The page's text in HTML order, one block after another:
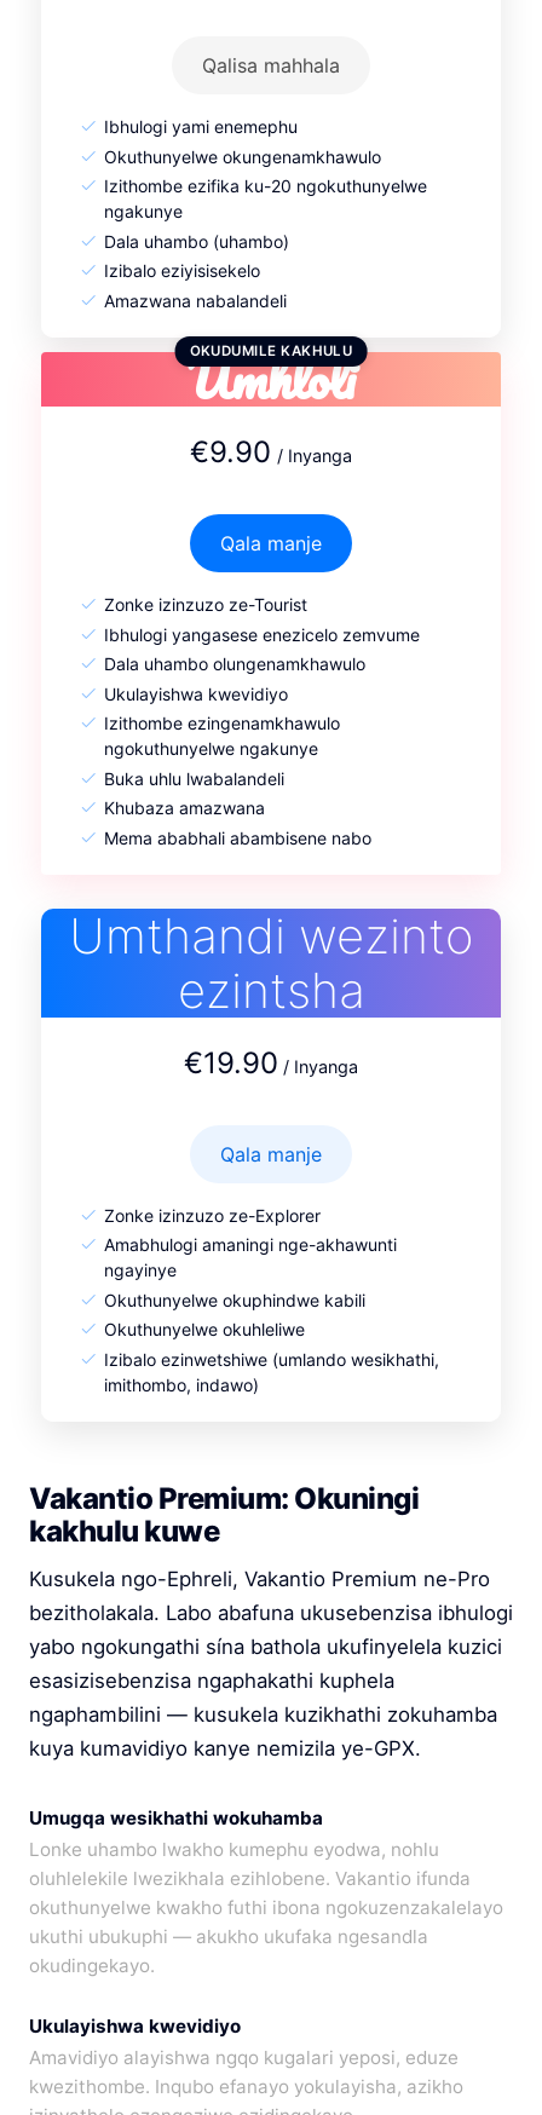
Qalisa mahhala
Ibhulogi yami enemephu
Okuthunyelwe okungenamkhawulo
Izithombe ezifika ku-20 ngokuthunyelwe
ngakunye
Dala uhambo (uhambo)
Izibalo eziyisisekelo
Amazwana nabalandeli
OKUDUMILE KAKHULU
Umhloli
€9.90 / Inyanga
Qala manje
Zonke izinzuzo ze-Tourist
Ibhulogi yangasese enezicelo zemvume
Dala uhambo olungenamkhawulo
Ukulayishwa kwevidiyo
Izithombe ezingenamkhawulo
ngokuthunyelwe ngakunye
Buka uhlu lwabalandeli
Khubaza amazwana
Mema ababhali abambisene nabo
Umthandi wezinto
ezintsha
€19.90 / Inyanga
Qala manje
Zonke izinzuzo ze-Explorer
Amabhulogi amaningi nge-akhawunti
ngayinye
Okuthunyelwe okuphindwe kabili
Okuthunyelwe okuhleliwe
Izibalo ezinwetshiwe (umlando wesikhathi,
imithombo, indawo)
Vakantio Premium: Okuningi
kakhulu kuwe
Kusukela ngo-Ephreli, Vakantio Premium ne-Pro
bezitholakala. Labo abafuna ukusebenzisa ibhulogi
yabo ngokungathi sína bathola ukufinyelela kuzici
esasizisebenzisa ngaphakathi kuphela
ngaphambilini — kusukela kuzikhathi zokuhamba
kuya kumavidiyo kanye nemizila ye-GPX.
Umugqa wesikhathi wokuhamba
Lonke uhambo lwakho kumephu eyodwa, nohlu
oluhlelekile lwezikhala ezihlobene. Vakantio ifunda
okuthunyelwe kwakho futhi ibona ngokuzenzakalelayo
ukuthi ubukuphi — akukho ukufaka ngesandla
okudingekayo.
Ukulayishwa kwevidiyo
Amavidiyo alayishwa ngqo kugalari yeposi, eduze
kwezithombe. Inqubo efanayo yokulayisha, azikho